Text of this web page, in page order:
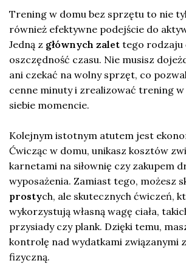
Trening w domu bez sprzętu to nie
również efektywne podejście do
Jedną z głównych zalet tego rodzaju
oszczędność czasu. Nie musisz
ani czekać na wolny sprzęt, co
cenne minuty i zrealizować trening
siebie momencie.
Kolejnym istotnym atutem jest
Ćwicząc w domu, unikasz kosztów
karnetami na siłownię czy zakupem
wyposażenia. Zamiast tego, możesz
prostych, ale skutecznych ćwiczeń,
wykorzystują własną wagę ciała,
przysiady czy plank. Dzięki temu,
kontrolę nad wydatkami związanymi
fizyczną.